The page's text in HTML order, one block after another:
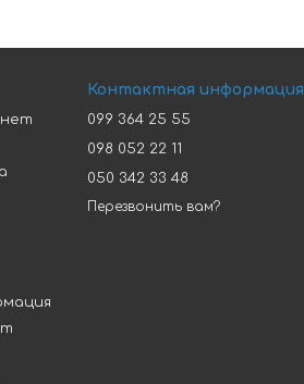
Контактная информация
099 364 25 55
098 052 22 11
050 342 33 48
Перезвонить вам?